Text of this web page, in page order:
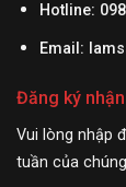
Hotline:
Email:
Đăng ký
Vui lòng nhập
tuần của